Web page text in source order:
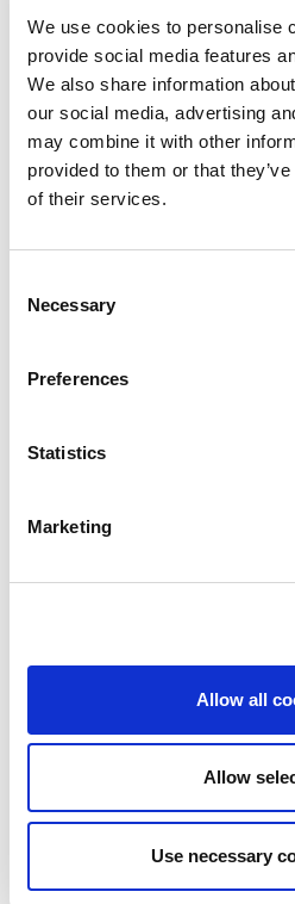
We use cookies to personalise
provide social media features
We also share information
our social media, advertising
may combine it with other
provided to them or that
of their services.
Selection
Necessary
Preferences
Statistics
Marketing
Allow all
Allow
Use necessary
续赋能安全、智能和功能丰富的汽
Categories
Wi-Fi 6E
Wi-Fi 6
5G
Bluetooth®
V2X
Automotive
医疗